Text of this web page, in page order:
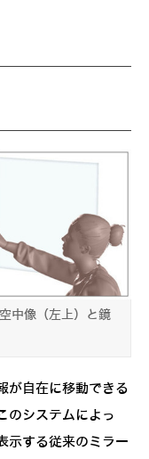
中像（左上）と鏡
が自在に移動できる
のシステムによっ
示する従来のミラー